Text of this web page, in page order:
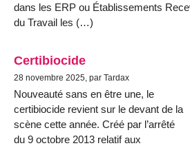
dans les ERP ou Établissements
du Travail les (…)
Certibiocide
28 novembre 2025, par Tardax
Nouveauté sans en être une, le
certibiocide revient sur le devant de la
scène cette année. Créé par l’arrêté
du 9 octobre 2013 relatif aux